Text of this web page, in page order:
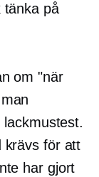
tänka på
om "när
krävs för att
har gjort